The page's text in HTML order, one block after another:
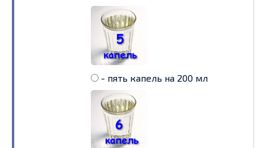
- пять капель на 200 мл